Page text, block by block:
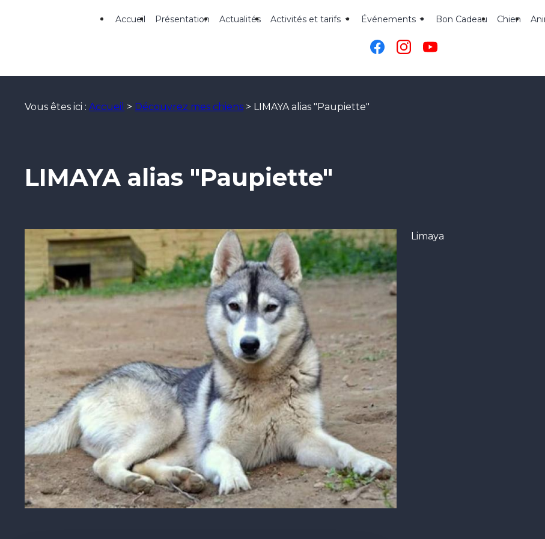
Accueil Présentation Actualités Activités et tarifs Événements Bon Cadeau Chien
Vous êtes ici :Accueil > Découvrez mes chiens > LIMAYA alias "Paupiette"
LIMAYA alias "Paupiette"
Limaya